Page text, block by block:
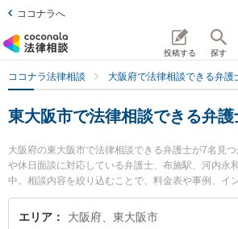
ココナラへ
投稿する 探す
ココナラ法律相談 大阪府で法律相談できる弁護
東大阪市で法律相談できる弁護
大阪府の東大阪市で法律相談できる弁護士が7名見
や休日面談に対応している弁護士、布施駅、河内永
中。相談内容を絞り込むことで、料金表や事例、イ
ます。特に東大阪布施法律事務所の井上 亮介弁護士
東大阪布施オフィスの岡 洸樹弁護士、はなぞの綜合
エリア 大阪府、東大阪市